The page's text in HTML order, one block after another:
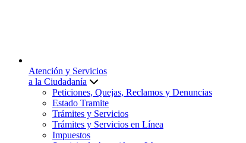
Atención y Servicios
a la Ciudadanía
Peticiones, Quejas, Reclamos y Denuncias
Estado Tramite
Trámites y Servicios
Trámites y Servicios en Línea
Impuestos